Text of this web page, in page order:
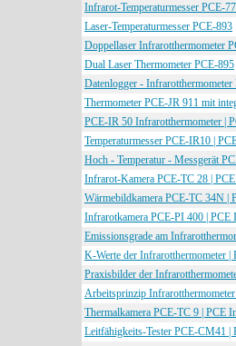
Infrarot-Temperaturmesser PCE-
Laser-Temperaturmesser PCE-893
Doppellaser Infrarotthermometer
Dual Laser Thermometer PCE-895
Datenlogger -
Thermometer PCE-JR 911 mit
PCE-IR 50 Infrarotthermometer |
Temperaturmesser PCE-IR10 |
Hoch - Temperatur - Messgerät
Infrarot-Kamera PCE-TC 28 |
Wärmebildkamera PCE-TC 34N |
Infrarotkamera PCE-PI 400 | PCE
Emissionsgrade am
K-Werte der Infrarotthermometer |
Praxisbilder der
Arbeitsprinzip
Thermalkamera PCE-TC 9 | PCE
Leitfähigkeits-Tester PCE-CM41 |